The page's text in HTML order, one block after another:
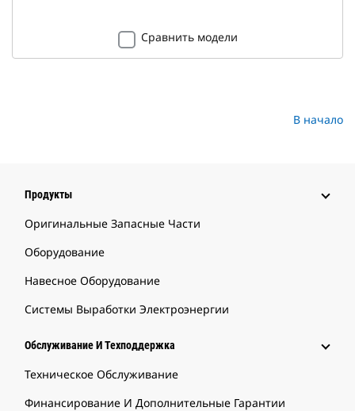
Сравнить модели
В начало
Продукты
Оригинальные Запасные Части
Оборудование
Навесное Оборудование
Системы Выработки Электроэнергии
Обслуживание И Техподдержка
Техническое Обслуживание
Финансирование И Дополнительные Гарантии